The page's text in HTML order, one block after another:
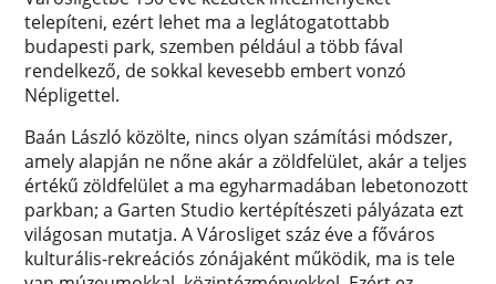
telepíteni, ezért lehet ma a leglátogatottabb
budapesti park, szemben például a több fával
rendelkező, de sokkal kevesebb embert vonzó
Népligettel.
Baán László közölte, nincs olyan számítási módszer,
amely alapján ne nőne akár a zöldfelület, akár a teljes
értékű zöldfelület a ma egyharmadában lebetonozott
parkban; a Garten Studio kertépítészeti pályázata ezt
világosan mutatja. A Városliget száz éve a főváros
kulturális-rekreációs zónájaként működik, ma is tele